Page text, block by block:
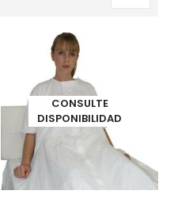
CONSULTE
DISPONIBILIDAD